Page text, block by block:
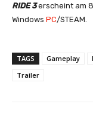
RIDE 3erscheint am
Windows PC/STEAM.
TAGS Gameplay
Trailer